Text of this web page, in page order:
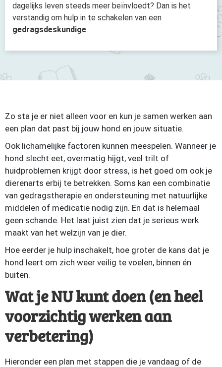
dagelijks leven steeds meer beïnvloedt? Dan is het
verstandig om hulp in te schakelen van een
gedragsdeskundige.
Zo sta je er niet alleen voor en kun je samen werken aan
een plan dat past bij jouw hond en jouw situatie.
Ook lichamelijke factoren kunnen meespelen. Wanneer je
hond slecht eet, overmatig hijgt, veel trilt of
huidproblemen krijgt door stress, is het goed om ook je
dierenarts erbij te betrekken. Soms kan een combinatie
van gedragstherapie en ondersteuning met natuurlijke
middelen of medicatie nodig zijn. En dat is helemaal
geen schande. Het laat juist zien dat je serieus werk
maakt van het welzijn van je dier.
Hoe eerder je hulp inschakelt, hoe groter de kans dat je
hond leert om zich weer veilig te voelen, binnen én
buiten.
Wat je NU kunt doen (en heel
voorzichtig werken aan
verbetering)
Hieronder een plan met stappen die je vandaag of de